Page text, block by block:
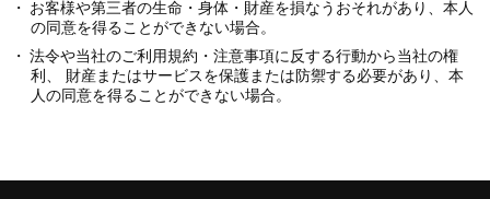
お客様や第三者の生命・身体・財産を損なうおそれがあり、本人
の同意を得ることができない場合。
法令や当社のご利用規約・注意事項に反する行動から当社の権
利、 財産またはサービスを保護または防禦する必要があり、本
人の同意を得ることができない場合。